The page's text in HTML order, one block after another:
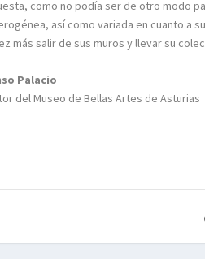
como no podía ser de otro modo
así como variada en cuanto a
más salir de sus muros y llevar su
Palacio
del Museo de Bellas Artes de Asturias